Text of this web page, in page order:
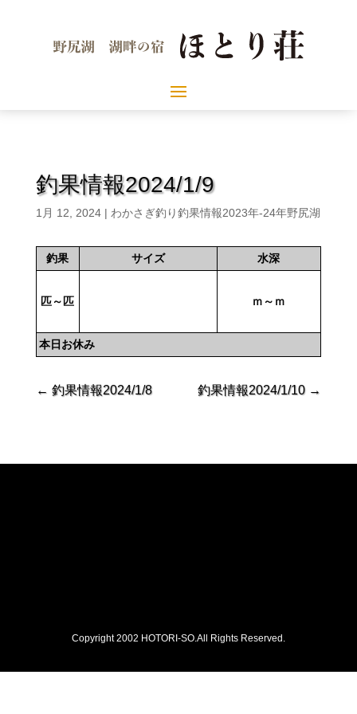
釣果情報2024/1/9
1月 12, 2024| わかさぎ釣り釣果情報2023年-24年野尻湖
釣果 サイズ 水深
匹～匹 ｍ～ｍ
本日お休み
← 釣果情報2024/1/8 釣果情報2024/1/10→
Copyright 2002 HOTORI-SO.All Rights Reserved.